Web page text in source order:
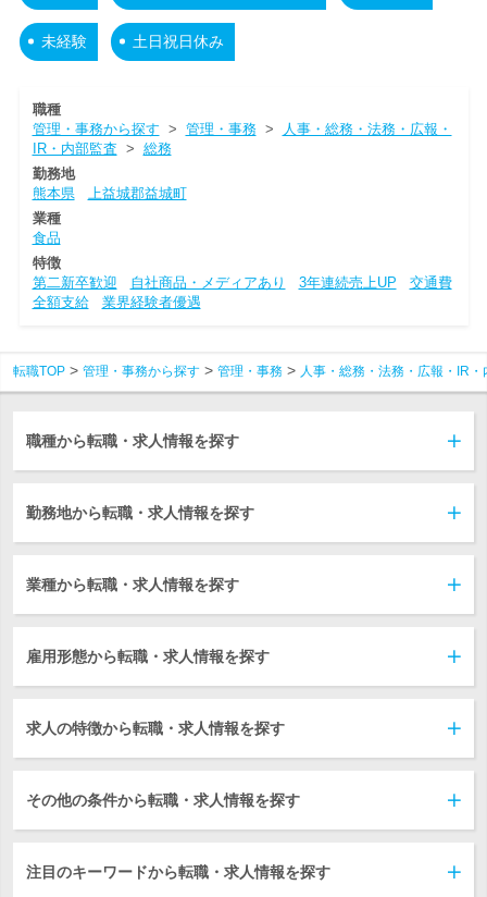
未経験 土日祝日休み
職種
管理・事務から探す > 管理・事務>
人事・総務・法務・広報・
IR・内部監査 > 総務
勤務地
熊本県
上益城郡益城町
業種
食品
特徴
第二新卒歓迎
自社商品・メディアあり 3年連続売上UP
交通費
全額支給
業界経験者優遇
転職TOP 管理・事務から探す 管理・事務 人事・総務・法務・広報・IR・
職種から転職・求人情報を探す
勤務地から転職・求人情報を探す
業種から転職・求人情報を探す
雇用形態から転職・求人情報を探す
求人の特徴から転職・求人情報を探す
その他の条件から転職・求人情報を探す
注目のキーワードから転職・求人情報を探す